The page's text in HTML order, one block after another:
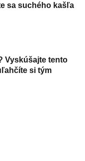
sa suchého kašľa
Vyskúšajte tento
si tým